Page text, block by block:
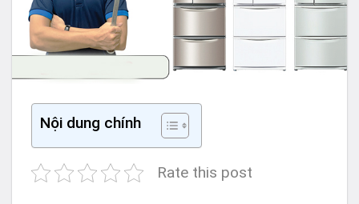
Nội dung chính
Rate this post